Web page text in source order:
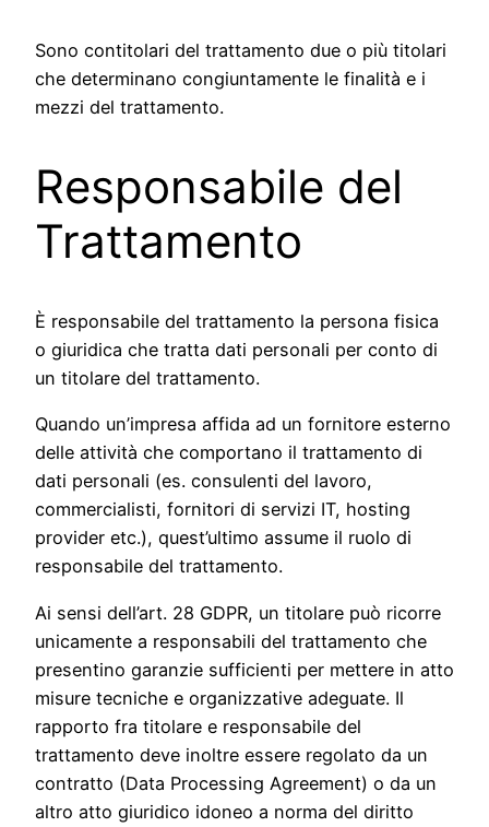
Sono contitolari del trattamento due o più titolari
che determinano congiuntamente le finalità e i
mezzi del trattamento.
Responsabile del
Trattamento
È responsabile del trattamento la persona fisica
o giuridica che tratta dati personali per conto di
un titolare del trattamento.
Quando un’impresa affida ad un fornitore esterno
delle attività che comportano il trattamento di
dati personali (es. consulenti del lavoro,
commercialisti, fornitori di servizi IT, hosting
provider etc.), quest’ultimo assume il ruolo di
responsabile del trattamento.
Ai sensi dell’art. 28 GDPR, un titolare può ricorre
unicamente a responsabili del trattamento che
presentino garanzie sufficienti per mettere in atto
misure tecniche e organizzative adeguate. Il
rapporto fra titolare e responsabile del
trattamento deve inoltre essere regolato da un
contratto (Data Processing Agreement) o da un
altro atto giuridico idoneo a norma del diritto